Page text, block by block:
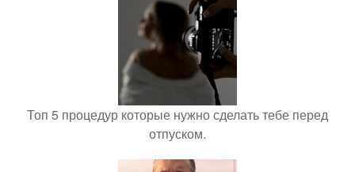
Топ 5 процедур которые нужно сделать тебе перед
отпуском.